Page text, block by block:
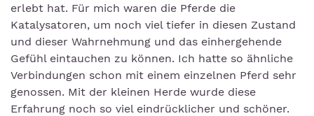
erlebt hat. Für mich waren die Pferde die
Katalysatoren, um noch viel tiefer in diesen Zustand
und dieser Wahrnehmung und das einhergehende
Gefühl eintauchen zu können. Ich hatte so ähnliche
Verbindungen schon mit einem einzelnen Pferd sehr
genossen. Mit der kleinen Herde wurde diese
Erfahrung noch so viel eindrücklicher und schöner.